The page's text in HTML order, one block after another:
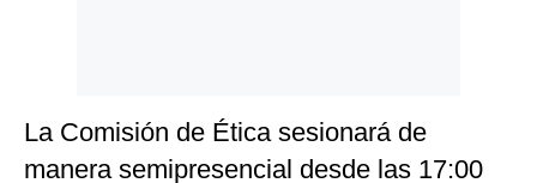
La Comisión de Ética sesionará de
manera semipresencial desde las 17:00